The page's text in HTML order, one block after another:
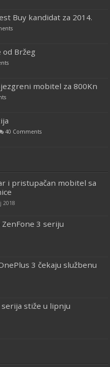
Buy kandidat za 2014.
od Bržeg
mobitel za 800Kn
40 Comments
i pristupačan mobitel sa
2018
3 seriju
3 čekaju službenu
serija stiže u lipnju